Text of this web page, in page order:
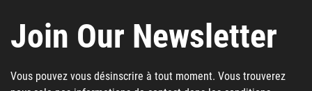
Join Our Newsletter
Vous pouvez vous désinscrire à tout moment. Vous trouverez